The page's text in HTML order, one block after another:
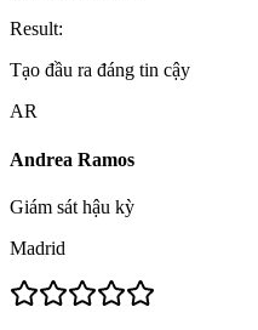
Result:
Tạo đầu ra đáng tin cậy
AR
Andrea Ramos
Giám sát hậu kỳ
Madrid